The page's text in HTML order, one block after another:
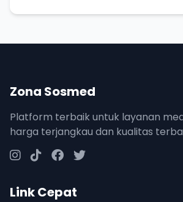
Zona Sosmed
Platform terbaik untuk layanan
harga terjangkau dan kualitas
Link Cepat